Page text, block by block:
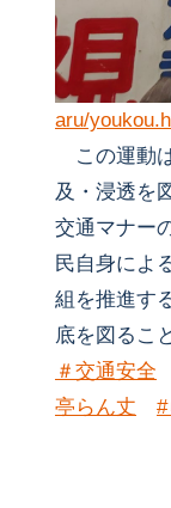
aru/
この運動
及・浸透を
交通マナー
民自身によ
組を推進す
底を図るこ
＃交通安全
亭らん丈